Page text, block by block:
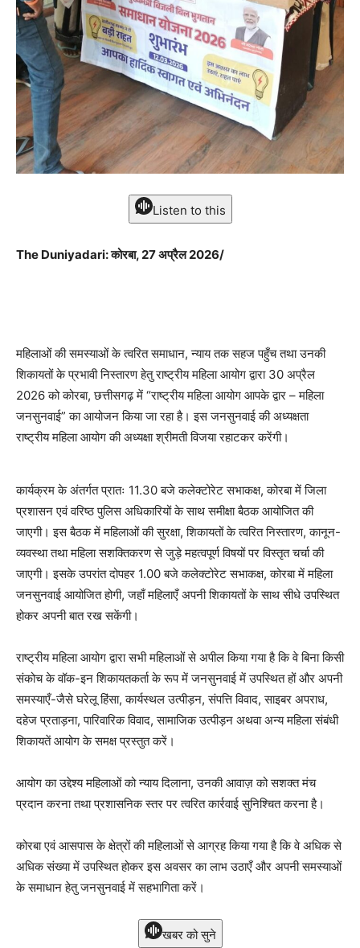
Listen to this
The Duniyadari: कोरबा, 27 अप्रैल 2026/
महिलाओं की समस्याओं के त्वरित समाधान, न्याय तक सहज पहुँच तथा उनकी
शिकायतों के प्रभावी निस्तारण हेतु राष्ट्रीय महिला आयोग द्वारा 30 अप्रैल
2026 को कोरबा, छत्तीसगढ़ में “राष्ट्रीय महिला आयोग आपके द्वार – महिला
जनसुनवाई” का आयोजन किया जा रहा है। इस जनसुनवाई की अध्यक्षता
राष्ट्रीय महिला आयोग की अध्यक्षा श्रीमती विजया रहाटकर करेंगी।
कार्यक्रम के अंतर्गत प्रातः 11.30 बजे कलेक्टोरेट सभाकक्ष, कोरबा में जिला
प्रशासन एवं वरिष्ठ पुलिस अधिकारियों के साथ समीक्षा बैठक आयोजित की
जाएगी। इस बैठक में महिलाओं की सुरक्षा, शिकायतों के त्वरित निस्तारण, कानून-
व्यवस्था तथा महिला सशक्तिकरण से जुड़े महत्वपूर्ण विषयों पर विस्तृत चर्चा की
जाएगी। इसके उपरांत दोपहर 1.00 बजे कलेक्टोरेट सभाकक्ष, कोरबा में महिला
जनसुनवाई आयोजित होगी, जहाँ महिलाएँ अपनी शिकायतों के साथ सीधे उपस्थित
होकर अपनी बात रख सकेंगी।
राष्ट्रीय महिला आयोग द्वारा सभी महिलाओं से अपील किया गया है कि वे बिना किसी
संकोच के वॉक-इन शिकायतकर्ता के रूप में जनसुनवाई में उपस्थित हों और अपनी
समस्याएँ-जैसे घरेलू हिंसा, कार्यस्थल उत्पीड़न, संपत्ति विवाद, साइबर अपराध,
दहेज प्रताड़ना, पारिवारिक विवाद, सामाजिक उत्पीड़न अथवा अन्य महिला संबंधी
शिकायतें आयोग के समक्ष प्रस्तुत करें।
आयोग का उद्देश्य महिलाओं को न्याय दिलाना, उनकी आवाज़ को सशक्त मंच
प्रदान करना तथा प्रशासनिक स्तर पर त्वरित कार्रवाई सुनिश्चित करना है।
कोरबा एवं आसपास के क्षेत्रों की महिलाओं से आग्रह किया गया है कि वे अधिक से
अधिक संख्या में उपस्थित होकर इस अवसर का लाभ उठाएँ और अपनी समस्याओं
के समाधान हेतु जनसुनवाई में सहभागिता करें।
खबर को सुने